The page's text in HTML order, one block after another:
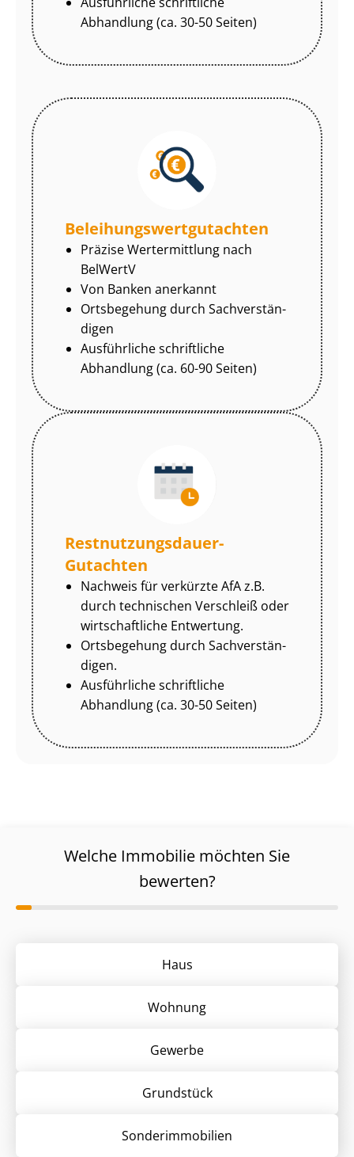
Abhandlung (ca. 30-50 Seiten)
Be­lei­hungs­wert­gut­ach­ten
Präzise Wertermittlung nach
BelWertV
Von Banken anerkannt
Ortsbegehung durch Sach­ver­stän­
di­gen
Ausführliche schriftliche
Abhandlung (ca. 60-90 Seiten)
Rest­nut­zungs­dau­er-
Gutachten
Nachweis für verkürzte AfA z.B.
durch technischen Verschleiß oder
wirtschaftliche Entwertung.
Ortsbegehung durch Sach­ver­stän­
di­gen.
Ausführliche schriftliche
Abhandlung (ca. 30-50 Seiten)
Welche Immobilie möchten Sie
bewerten?
Haus
Wohnung
Gewerbe
Grund­stück
Sonder­immobilien